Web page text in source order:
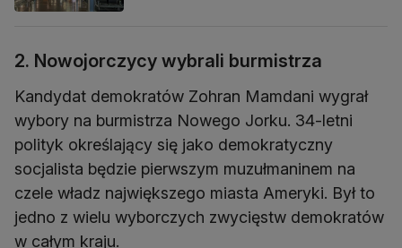
2. Nowojorczycy wybrali burmistrza
Kandydat demokratów Zohran Mamdani wygrał
wybory na burmistrza Nowego Jorku. 34-letni
polityk określający się jako demokratyczny
socjalista będzie pierwszym muzułmaninem na
czele władz największego miasta Ameryki. Był to
jedno z wielu wyborczych zwycięstw demokratów
w całym kraju.